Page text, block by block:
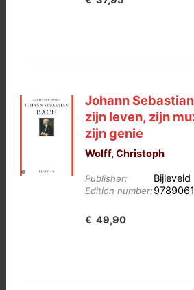
Johann
zijn leven, zijn
zijn genie
Wolff, Christoph
Publisher: Bijleveld
Edition number:
€ 49,90